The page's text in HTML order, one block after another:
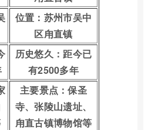
位置：苏州市吴中
区甪直镇
历史悠久：距今已
有2500多年
主要景点：保圣
寺、张陵山遗址、
甪直古镇博物馆等